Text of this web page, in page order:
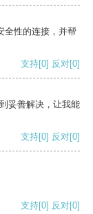
全性的连接，并帮
支持[0] 反对[0]
妥善解决，让我能
支持[0] 反对[0]
支持[0] 反对[0]